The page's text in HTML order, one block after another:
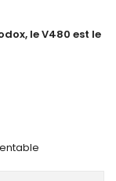
le V480 est le